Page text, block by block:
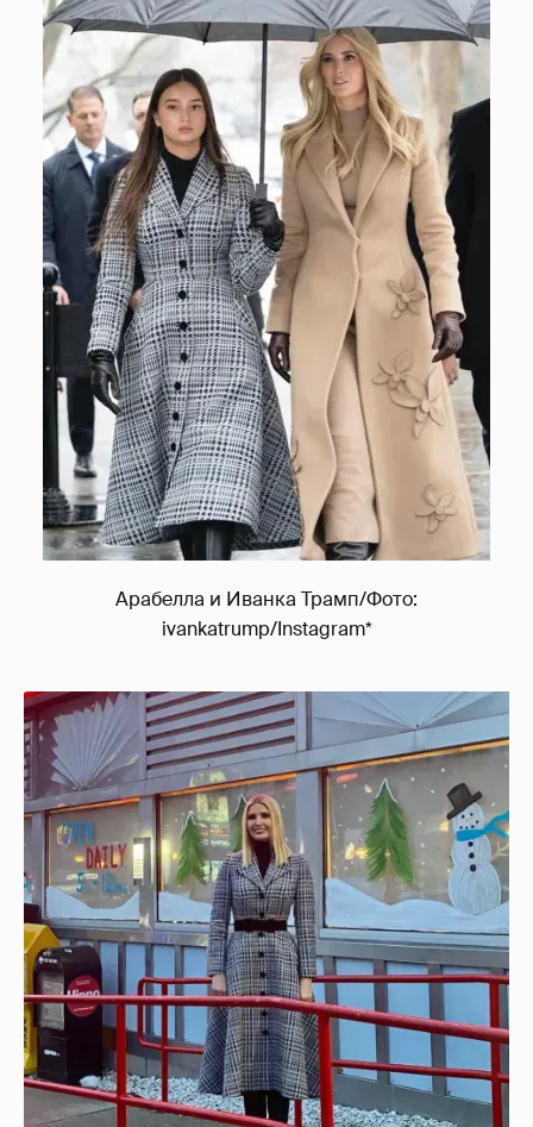
Арабелла и Иванка Трамп/Фото:
ivankatrump/Instagram*